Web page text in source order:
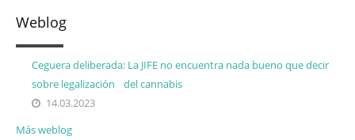
Weblog
Ceguera deliberada: La JIFE no encuentra nada bueno que decir
sobre legalización del cannabis
14.03.2023
Más weblog